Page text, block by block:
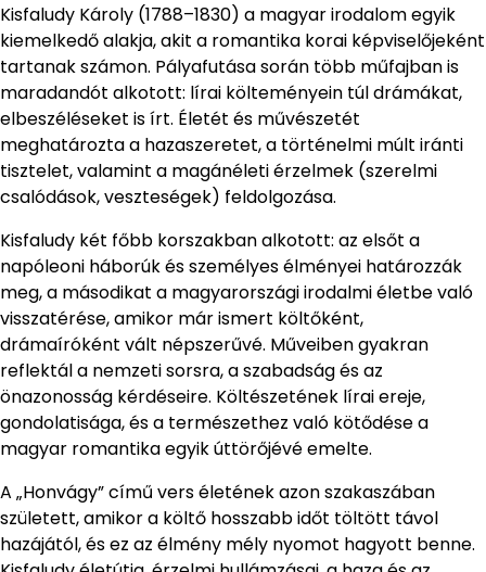
Kisfaludy Károly (1788–1830) a magyar irodalom egyik
kiemelkedő alakja, akit a romantika korai képviselőjeként
tartanak számon. Pályafutása során több műfajban is
maradandót alkotott: lírai költeményein túl drámákat,
elbeszéléseket is írt. Életét és művészetét
meghatározta a hazaszeretet, a történelmi múlt iránti
tisztelet, valamint a magánéleti érzelmek (szerelmi
csalódások, veszteségek) feldolgozása.
Kisfaludy két főbb korszakban alkotott: az elsőt a
napóleoni háborúk és személyes élményei határozzák
meg, a másodikat a magyarországi irodalmi életbe való
visszatérése, amikor már ismert költőként,
drámaíróként vált népszerűvé. Műveiben gyakran
reflektál a nemzeti sorsra, a szabadság és az
önazonosság kérdéseire. Költészetének lírai ereje,
gondolatisága, és a természethez való kötődése a
magyar romantika egyik úttörőjévé emelte.
A „Honvágy” című vers életének azon szakaszában
született, amikor a költő hosszabb időt töltött távol
hazájától, és ez az élmény mély nyomot hagyott benne.